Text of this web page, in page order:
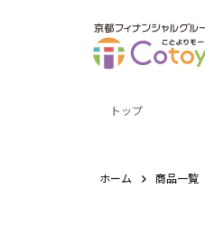
トップ
ホーム 商品一覧